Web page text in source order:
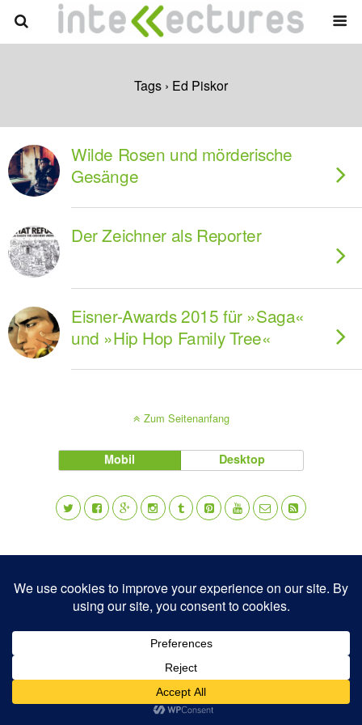
Tags › Ed Piskor
Wilde Rosen und mörderische
Gesänge
Der Zeichner als Reporter
Eisner-Awards 2015 für »Saga«
und »Hip Hop Family Tree«
Zum Seitenanfang
Mobil Desktop